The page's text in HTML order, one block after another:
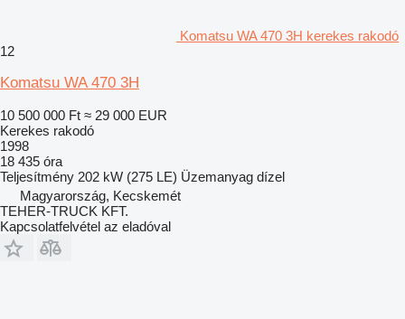
Komatsu WA 470 3H kerekes rakodó
12
Komatsu WA 470 3H
10 500 000 Ft ≈ 29 000 EUR
Kerekes rakodó
1998
18 435 óra
Teljesítmény 202 kW (275 LE) Üzemanyag dízel
Magyarország, Kecskemét
TEHER-TRUCK KFT.
Kapcsolatfelvétel az eladóval